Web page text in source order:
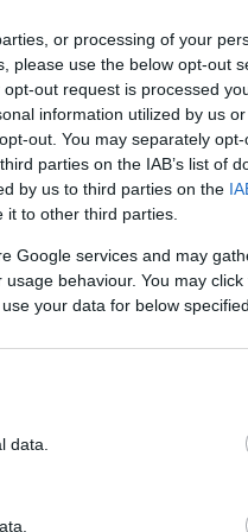
or processing of your
please use the below opt-out
out request is processed
information utilized by us
out. You may separately
parties on the IAB’s list of
by us to third parties on the
to other third parties.
Google services and may
behaviour. You may
your data for below
data.
Link másolása
de kevesen
nemcsak
egy